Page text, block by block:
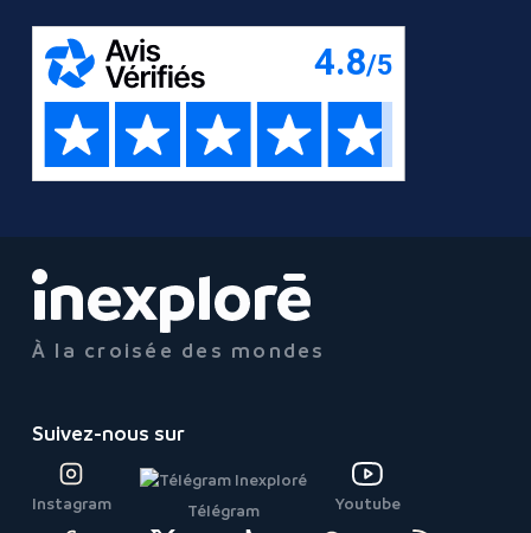
À la croisée des mondes
Suivez-nous sur
Instagram Télégram Youtube